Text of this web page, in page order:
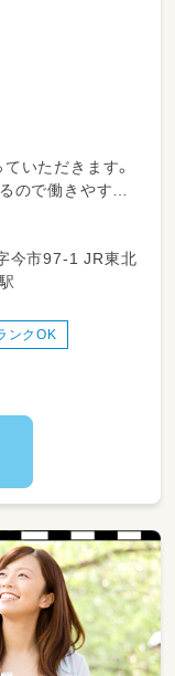
いただきます。
ので働きやすい
え
どの業務
97-1 JR東北
ンクOK